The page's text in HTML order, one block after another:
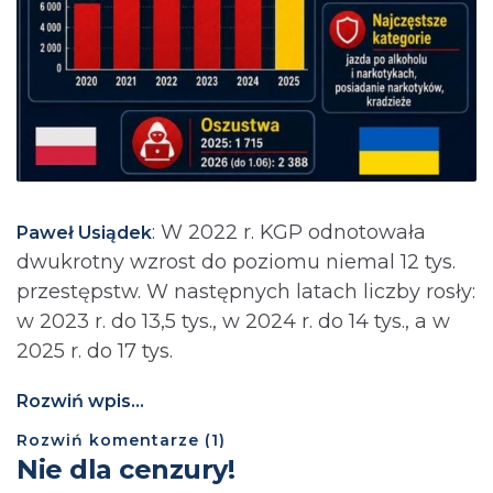
Paweł Usiądek: ⁨W 2022 r. KGP odnotowała
dwukrotny wzrost do poziomu niemal 12 tys.
przestępstw. W następnych latach liczby rosły:
w 2023 r. do 13,5 tys., w 2024 r. do 14 tys., a w
2025 r. do 17 tys.
Rozwiń wpis...
Rozwiń komentarze (1)
Nie dla cenzury!